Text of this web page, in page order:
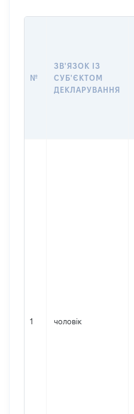
№
ЗВ'ЯЗОК ІЗ
СУБ'ЄКТОМ
ДЕКЛАРУВАННЯ
1 чоловік